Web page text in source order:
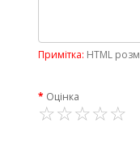
Примітка: HTML
Оцінка